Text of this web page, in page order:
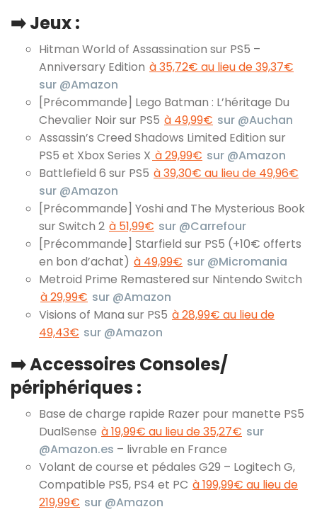
➡️ Jeux :
Hitman World of Assassination sur PS5 –
Anniversary Edition à 35,72€ au lieu de 39,37€
sur @Amazon
[Précommande] Lego Batman : L’héritage Du
Chevalier Noir sur PS5 à 49,99€ sur @Auchan
Assassin’s Creed Shadows Limited Edition sur
PS5 et Xbox Series X à 29,99€ sur @Amazon
Battlefield 6 sur PS5 à 39,30€ au lieu de 49,96€
sur @Amazon
[Précommande] Yoshi and The Mysterious Book
sur Switch 2 à 51,99€ sur @Carrefour
[Précommande] Starfield sur PS5 (+10€ offerts
en bon d’achat) à 49,99€ sur @Micromania
Metroid Prime Remastered sur Nintendo Switch
à 29,99€ sur @Amazon
Visions of Mana sur PS5 à 28,99€ au lieu de
49,43€ sur @Amazon
➡️ Accessoires Consoles/
périphériques :
Base de charge rapide Razer pour manette PS5
DualSense à 19,99€ au lieu de 35,27€ sur
@Amazon.es – livrable en France
Volant de course et pédales G29 – Logitech G,
Compatible PS5, PS4 et PC à 199,99€ au lieu de
219,99€ sur @Amazon